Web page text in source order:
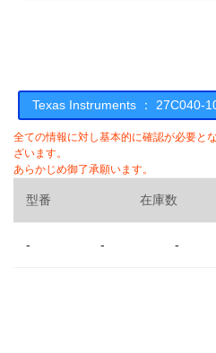
Texas Instruments ： 27C040-
全ての情報に対し基本的に確認が必要と
ざいます。
あらかじめ御了承願います。
型番 在庫数
- - -